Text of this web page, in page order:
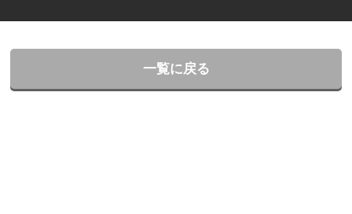
一覧に戻る